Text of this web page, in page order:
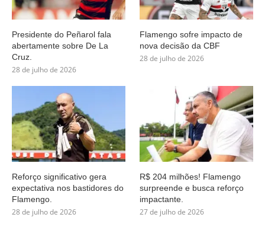
Presidente do Peñarol fala
abertamente sobre De La
Cruz.
28 de julho de 2026
Flamengo sofre impacto de
nova decisão da CBF
28 de julho de 2026
Reforço significativo gera
expectativa nos bastidores do
Flamengo.
28 de julho de 2026
R$ 204 milhões! Flamengo
surpreende e busca reforço
impactante.
27 de julho de 2026